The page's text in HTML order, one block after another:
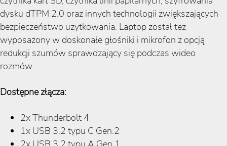
dysku dTPM 2.0 oraz innych technologii zwiększających
bezpieczeństwo użytkowania. Laptop został też
wyposażony w doskonałe głośniki i mikrofon z opcją
redukcji szumów sprawdzający się podczas wideo
rozmów.
Dostępne złącza:
2x Thunderbolt 4
1x USB 3.2 typu C Gen.2